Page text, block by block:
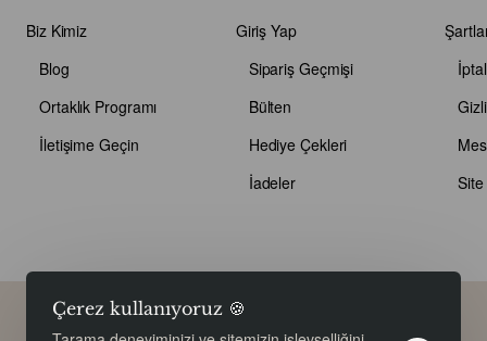
Çerez kullanıyoruz 🍪
Biz Kimiz
Blog
Ortaklık Programı
İletişime Geçin
Giriş Yap
Sipariş Geçmişi
Bülten
Hediye Çekleri
İadeler
Site
Copyright © 2026, Bioherbal, Tüm hakları saklıdır.
Ürün Filtresi